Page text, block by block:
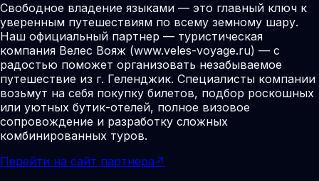
Свободное владение языками — это главный ключ к
уверенным путешествиям по всему земному шару.
Наш официальный партнер — туристическая
компания Велес Вояж (www.veles-voyage.ru) — с
радостью поможет организовать незабываемое
путешествие из г. Геленджик. Специалисты компании
возьмут на себя покупку билетов, подбор роскошных
или уютных бутик-отелей, полное визовое
сопровождение и разработку сложных
комбинированных туров.
Перейти на сайт партнера ↗